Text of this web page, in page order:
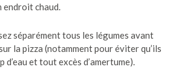
endroit chaud.
séparément tous les légumes avant
la pizza (notamment pour éviter qu’ils
et tout excès d’amertume).